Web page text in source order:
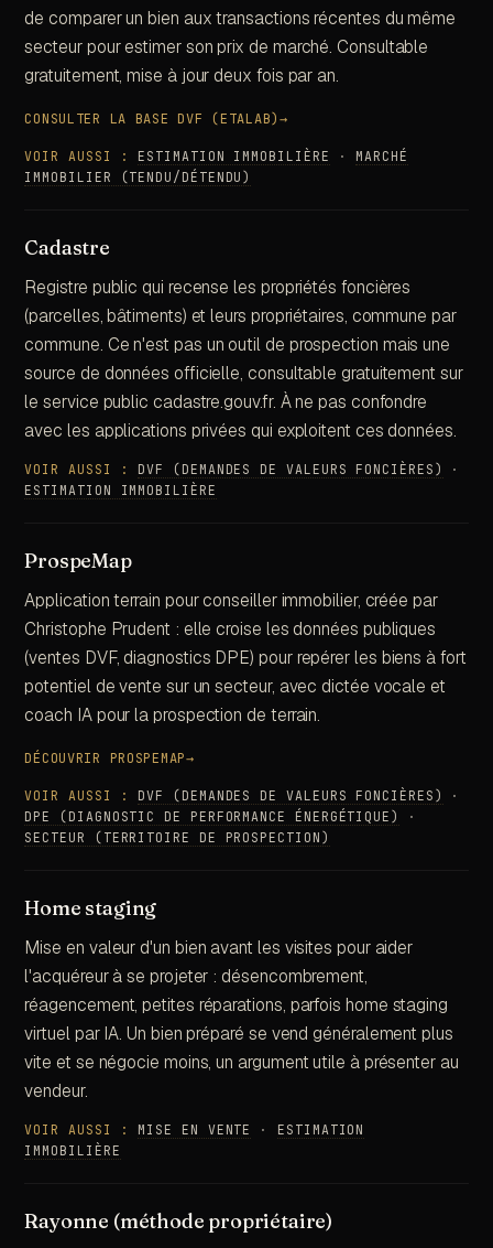
de comparer un bien aux transactions récentes du même
secteur pour estimer son prix de marché. Consultable
gratuitement, mise à jour deux fois par an.
CONSULTER LA BASE DVF (ETALAB)→
VOIR AUSSI : ESTIMATION IMMOBILIÈRE · MARCHÉ
IMMOBILIER (TENDU/DÉTENDU)
Cadastre
Registre public qui recense les propriétés foncières
(parcelles, bâtiments) et leurs propriétaires, commune par
commune. Ce n'est pas un outil de prospection mais une
source de données officielle, consultable gratuitement sur
le service public cadastre.gouv.fr. À ne pas confondre
avec les applications privées qui exploitent ces données.
VOIR AUSSI : DVF (DEMANDES DE VALEURS FONCIÈRES)
·
ESTIMATION IMMOBILIÈRE
ProspeMap
Application terrain pour conseiller immobilier, créée par
Christophe Prudent : elle croise les données publiques
(ventes DVF, diagnostics DPE) pour repérer les biens à fort
potentiel de vente sur un secteur, avec dictée vocale et
coach IA pour la prospection de terrain.
DÉCOUVRIR PROSPEMAP→
VOIR AUSSI : DVF (DEMANDES DE VALEURS FONCIÈRES)
·
DPE (DIAGNOSTIC DE PERFORMANCE ÉNERGÉTIQUE)
·
SECTEUR (TERRITOIRE DE PROSPECTION)
Home staging
Mise en valeur d'un bien avant les visites pour aider
l'acquéreur à se projeter : désencombrement,
réagencement, petites réparations, parfois home staging
virtuel par IA. Un bien préparé se vend généralement plus
vite et se négocie moins, un argument utile à présenter au
vendeur.
VOIR AUSSI : MISE EN VENTE · ESTIMATION
IMMOBILIÈRE
Rayonne (méthode propriétaire)